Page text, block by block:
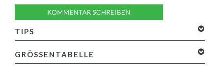
TIPS
GRÖSSENTABELLE